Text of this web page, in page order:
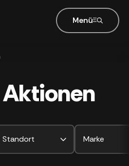
Menü
Standort Marke